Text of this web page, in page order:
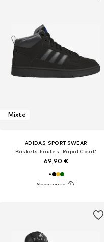
Mixte
ADIDAS SPORTSWEAR
Baskets hautes 'Rapid Court'
69,90 €